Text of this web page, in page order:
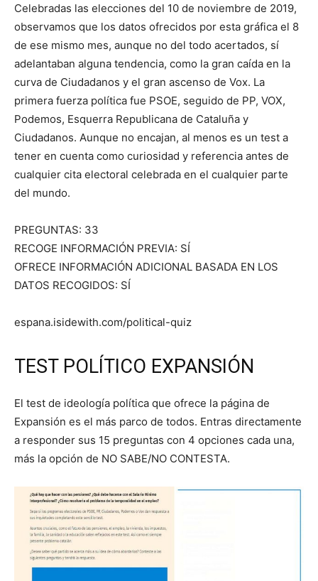
Celebradas las elecciones del 10 de noviembre de 2019,
observamos que los datos ofrecidos por esta gráfica el 8
de ese mismo mes, aunque no del todo acertados, sí
adelantaban alguna tendencia, como la gran caída en la
curva de Ciudadanos y el gran ascenso de Vox. La
primera fuerza política fue PSOE, seguido de PP, VOX,
Podemos, Esquerra Republicana de Cataluña y
Ciudadanos. Aunque no encajan, al menos es un test a
tener en cuenta como curiosidad y referencia antes de
cualquier cita electoral celebrada en el cualquier parte
del mundo.
PREGUNTAS: 33
RECOGE INFORMACIÓN PREVIA: SÍ
OFRECE INFORMACIÓN ADICIONAL BASADA EN LOS
DATOS RECOGIDOS: SÍ
espana.isidewith.com/political-quiz
TEST POLÍTICO EXPANSIÓN
El test de ideología política que ofrece la página de
Expansión es el más parco de todos. Entras directamente
a responder sus 15 preguntas con 4 opciones cada una,
más la opción de NO SABE/NO CONTESTA.